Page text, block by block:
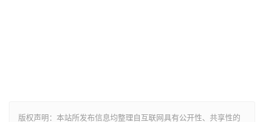
版权声明：本站所发布信息均整理自互联网具有公开性、共享性的